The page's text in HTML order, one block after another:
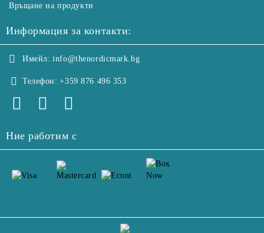
Връщане на продукти
Информация за контакти:
Имейл: info@thenordicmark.bg
Телефон: +359 876 496 353
Ние работим с